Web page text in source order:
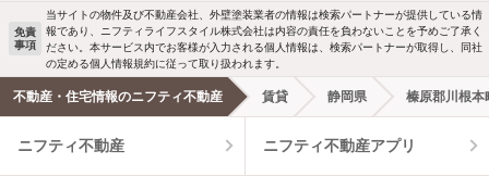
洗濯機置場あり 独立洗面台
エアコンあり 都市ガス
温水洗浄便座 オートロック
免責
事項
当サイトの物件及び不動産会社、外壁塗装業者の情報は検索パートナーが提供している情
報であり、ニフティライフスタイル株式会社は内容の責任を負わないことを予めご了承く
ださい。本サービス内でお客様が入力される個人情報は、検索パートナーが取得し、同社
の定める個人情報規約に従って取り扱われます。
不動産・住宅情報のニフティ不動産 賃貸 静岡県 榛原郡川根本
ニフティ不動産 ニフティ不動産アプリ